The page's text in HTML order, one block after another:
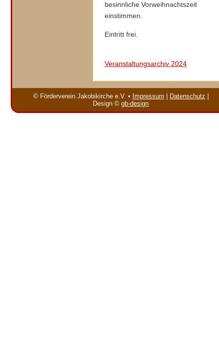
besinnliche Vorweihnachtszeit
einstimmen.
Eintritt frei.
Veranstaltungsarchiv 2024
© Förderverein Jakobikirche e.V. • Impressum Datenschutz
Design ©gb-design